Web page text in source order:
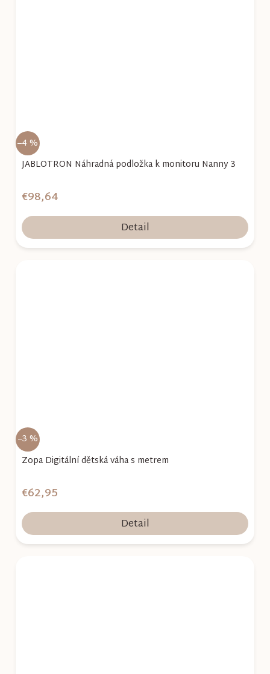
–4 %
JABLOTRON Náhradná podložka k monitoru Nanny 3
€98,64
Detail
–3 %
Zopa Digitální dětská váha s metrem
€62,95
Detail